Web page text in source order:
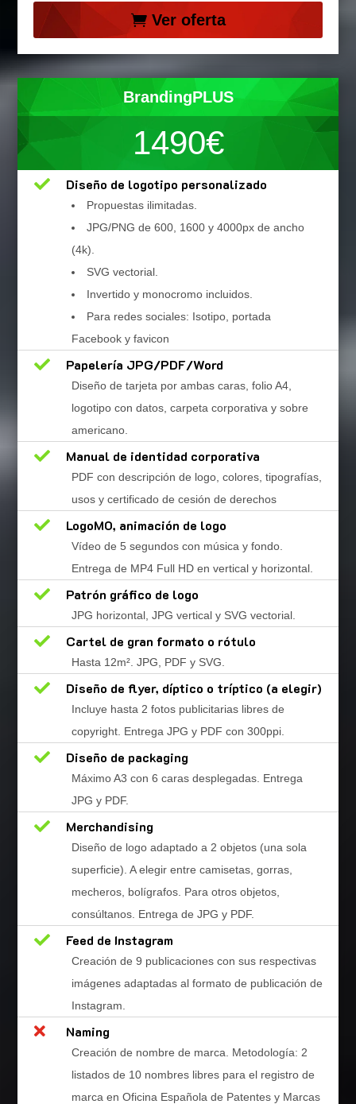
Ver oferta
BrandingPLUS
1490€
 Diseño de logotipo personalizado
Propuestas ilimitadas.
JPG/PNG de 600, 1600 y 4000px de ancho
(4k).
SVG vectorial.
Invertido y monocromo incluidos.
Para redes sociales: Isotipo, portada
Facebook y favicon
 Papelería JPG/PDF/Word
Diseño de tarjeta por ambas caras, folio A4,
logotipo con datos, carpeta corporativa y sobre
americano.
 Manual de identidad corporativa
PDF con descripción de logo, colores, tipografías,
usos y certificado de cesión de derechos
 LogoMO, animación de logo
Vídeo de 5 segundos con música y fondo.
Entrega de MP4 Full HD en vertical y horizontal.
 Patrón gráfico de logo
JPG horizontal, JPG vertical y SVG vectorial.
 Cartel de gran formato o rótulo
Hasta 12m². JPG, PDF y SVG.
 Diseño de flyer, díptico o tríptico (a elegir)
Incluye hasta 2 fotos publicitarias libres de
copyright. Entrega JPG y PDF con 300ppi.
 Diseño de packaging
Máximo A3 con 6 caras desplegadas. Entrega
JPG y PDF.
 Merchandising
Diseño de logo adaptado a 2 objetos (una sola
superficie). A elegir entre camisetas, gorras,
mecheros, bolígrafos. Para otros objetos,
consúltanos. Entrega de JPG y PDF.
 Feed de Instagram
Creación de 9 publicaciones con sus respectivas
imágenes adaptadas al formato de publicación de
Instagram.
 Naming
Creación de nombre de marca. Metodología: 2
listados de 10 nombres libres para el registro de
marca en Oficina Española de Patentes y Marcas